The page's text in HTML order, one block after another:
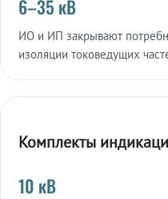
6–35 кВ
ИО и ИП закрывают
изоляции токоведущих
Комплекты
10 кВ